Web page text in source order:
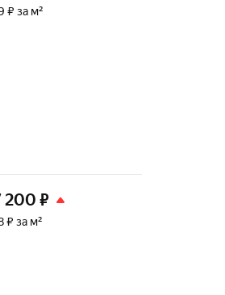
₽ за м²
200 ₽
₽ за м²